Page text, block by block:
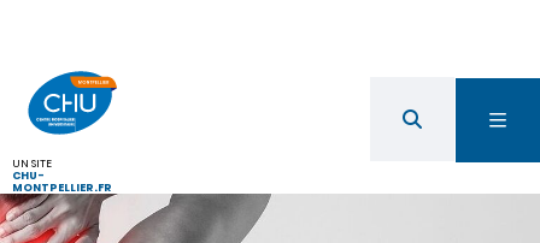
UN SITE
CHU-
MONTPELLIER.FR